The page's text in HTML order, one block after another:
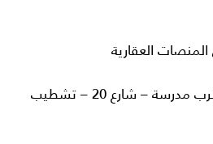
العقارية
إبراز المميزات (قرب مدرسة – شارع 20 – تشطيب